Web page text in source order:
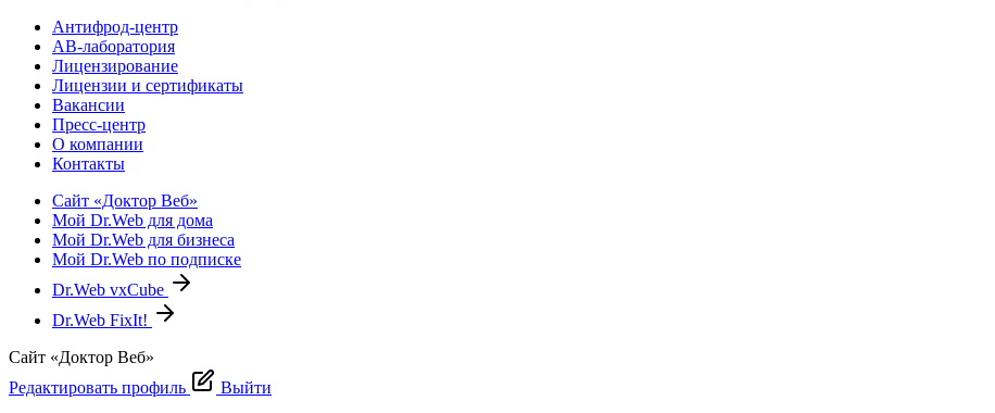
Антифрод-центр
АВ-лаборатория
Лицензирование
Лицензии и сертификаты
Вакансии
Пресс-центр
О компании
Контакты
Сайт «Доктор Веб»
Мой Dr.Web для дома
Мой Dr.Web для бизнеса
Мой Dr.Web по подписке
Dr.Web vxCube
Dr.Web FixIt!
Сайт «Доктор Веб»
Редактировать профиль
Выйти